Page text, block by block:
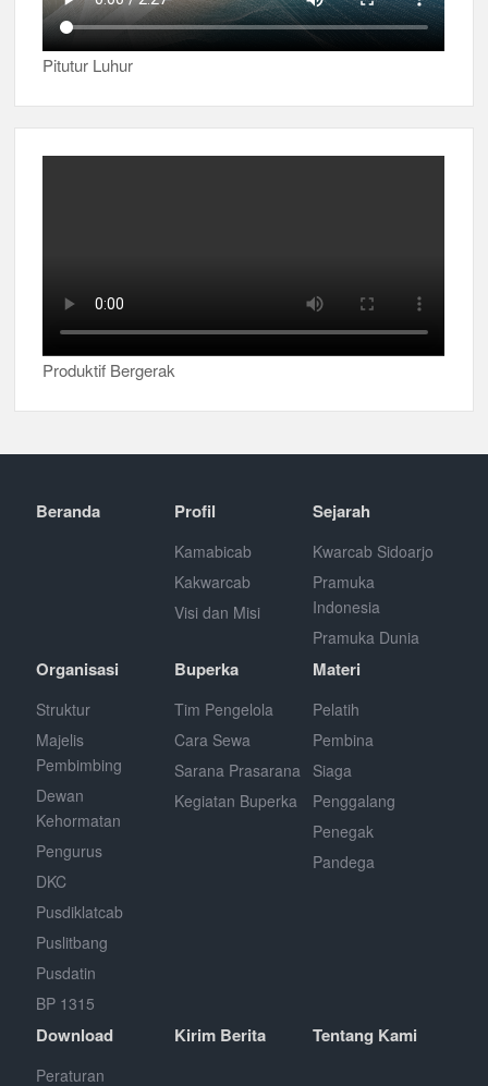
Pitutur Luhur
Produktif Bergerak
Beranda Profil
Kamabicab
Kakwarcab
Visi dan Misi
Sejarah
Kwarcab Sidoarjo
Pramuka
Indonesia
Pramuka Dunia
Organisasi
Struktur
Majelis
Pembimbing
Dewan
Kehormatan
Pengurus
DKC
Pusdiklatcab
Puslitbang
Pusdatin
BP 1315
Buperka
Tim Pengelola
Cara Sewa
Sarana Prasarana
Kegiatan Buperka
Materi
Pelatih
Pembina
Siaga
Penggalang
Penegak
Pandega
Download
Peraturan
Kirim Berita Tentang Kami